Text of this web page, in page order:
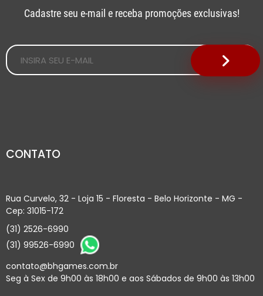
Cadastre seu e-mail e receba promoções exclusivas!
CONTATO
Rua Curvelo, 32 - Loja 15 - Floresta - Belo Horizonte - MG -
Cep: 31015-172
(31) 2526-6990
(31) 99526-6990
contato@bhgames.com.br
Seg à Sex de 9h00 às 18h00 e aos Sábados de 9h00 às 13h00